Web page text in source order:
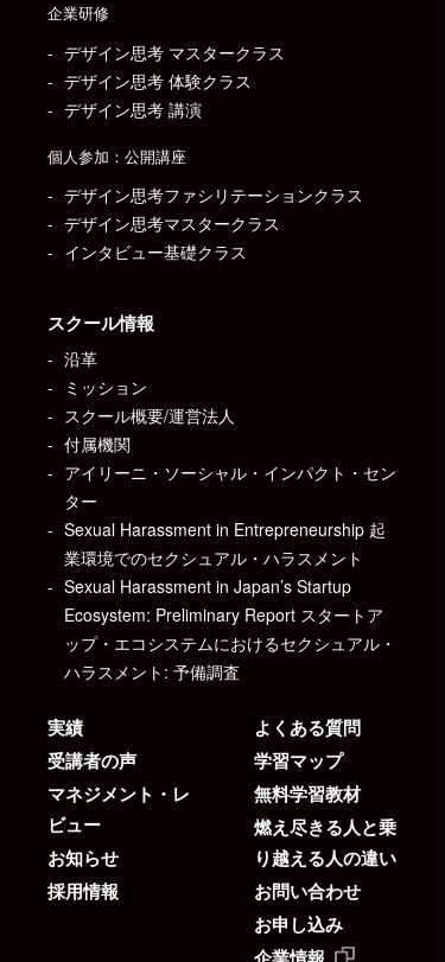
企業研修
デザイン思考 マスタークラス
デザイン思考 体験クラス
デザイン思考 講演
個人参加：公開講座
デザイン思考ファシリテーションクラス
デザイン思考マスタークラス
インタビュー基礎クラス
スクール情報
沿革
ミッション
スクール概要/運営法人
付属機関
アイリーニ・ソーシャル・インパクト・セン
ター
Sexual Harassment in Entrepreneurship 起
業環境でのセクシュアル・ハラスメント
Sexual Harassment in Japan’s Startup
Ecosystem: Preliminary Report スタートア
ップ・エコシステムにおけるセクシュアル・
ハラスメント: 予備調査
実績
受講者の声
マネジメント・レ
ビュー
お知らせ
採用情報
よくある質問
学習マップ
無料学習教材
燃え尽きる人と乗
り越える人の違い
お問い合わせ
お申し込み